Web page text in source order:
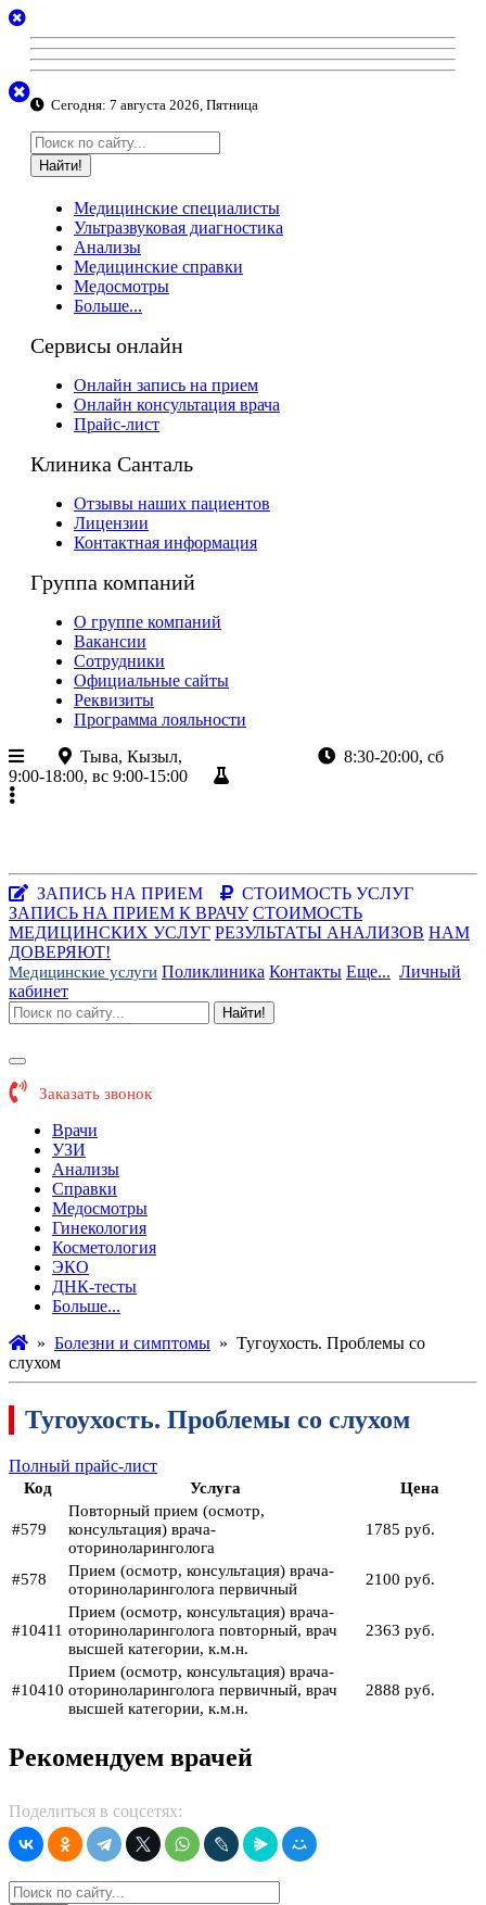
Сегодня: 7 августа 2026, Пятница
Найти!
Медицинские специалисты
Ультразвуковая диагностика
Анализы
Медицинские справки
Медосмотры
Больше...
Сервисы онлайн
Онлайн запись на прием
Онлайн консультация врача
Прайс-лист
Клиника Санталь
Отзывы наших пациентов
Лицензии
Контактная информация
Группа компаний
О группе компаний
Вакансии
Сотрудники
Официальные сайты
Реквизиты
Программа лояльности
Тыва, Кызыл,
8:30-20:00, сб
9:00-18:00, вс 9:00-15:00
ЗАПИСЬ НА ПРИЕМ
СТОИМОСТЬ УСЛУГ
ЗАПИСЬ НА ПРИЕМ К ВРАЧУ СТОИМОСТЬ
МЕДИЦИНСКИХ УСЛУГ РЕЗУЛЬТАТЫ АНАЛИЗОВ НАМ
ДОВЕРЯЮТ!
Медицинские услуги Поликлиника Контакты Еще... Личный
кабинет
Найти!
Заказать звонок
Врачи
УЗИ
Анализы
Справки
Медосмотры
Гинекология
Косметология
ЭКО
ДНК-тесты
Больше...
» Болезни и симптомы » Тугоухость. Проблемы со
слухом
Тугоухость. Проблемы со слухом
Полный прайс-лист
Код Услуга Цена
#579
Повторный прием (осмотр,
консультация) врача-
оториноларинголога
1785 руб.
#578
Прием (осмотр, консультация) врача-
оториноларинголога первичный
2100 руб.
#10411
Прием (осмотр, консультация) врача-
оториноларинголога повторный, врач
высшей категории, к.м.н.
2363 руб.
#10410
Прием (осмотр, консультация) врача-
оториноларинголога первичный, врач
высшей категории, к.м.н.
2888 руб.
Рекомендуем врачей
Поделиться в соцсетях: